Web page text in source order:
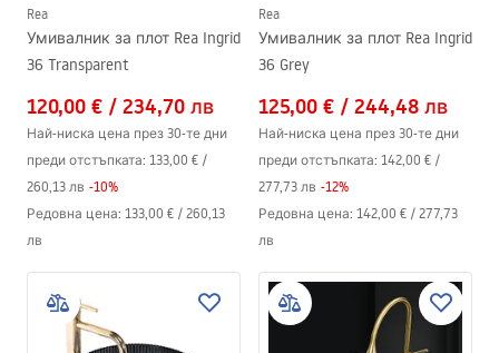
Rea
Умивалник за плот Rea Ingrid
36 Transparent
120,00 € / 234,70 лв
Най-ниска цена през 30-те дни
преди отстъпката: 133,00 € /
260,13 лв -10%
Редовна цена: 133,00 € / 260,13
лв
Rea
Умивалник за плот Rea Ingrid
36 Grey
125,00 € / 244,48 лв
Най-ниска цена през 30-те дни
преди отстъпката: 142,00 € /
277,73 лв -12%
Редовна цена: 142,00 € / 277,73
лв